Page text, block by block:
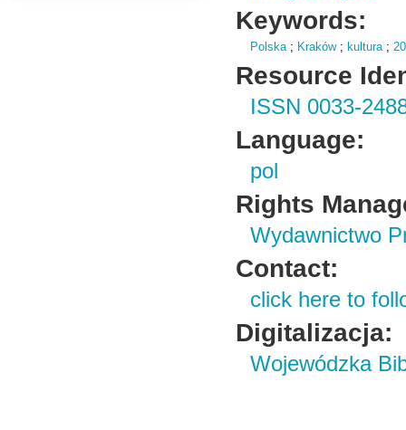
Keywords:
Polska; Kraków; kultura;
Resource
ISSN 0033-
Language:
pol
Rights
Wydawnictwo
Contact:
click here to
Digitalizacja:
Wojewódzka